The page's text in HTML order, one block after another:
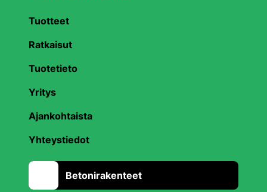
Tuotteet
Ratkaisut
Tuotetieto
Yritys
Ajankohtaista
Yhteystiedot
Betonirakenteet